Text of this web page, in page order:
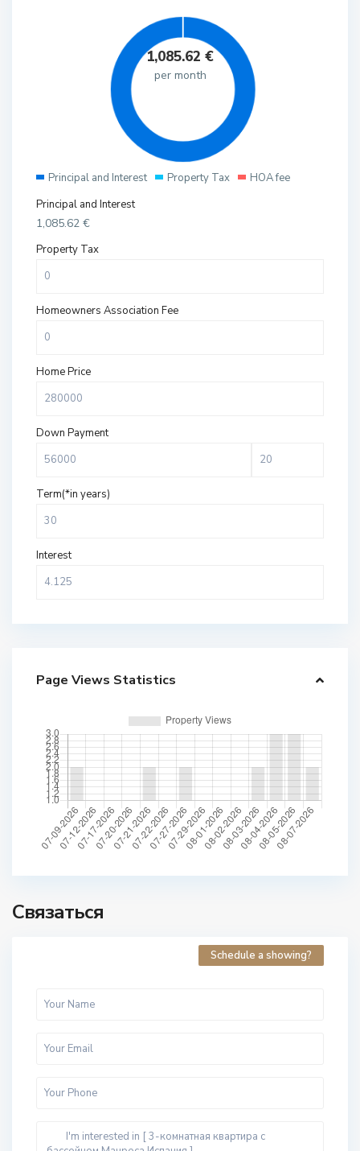
1,085.62 €
per month
Principal and Interest Property Tax
HOA fee
Principal and Interest
1,085.62 €
Property Tax
Homeowners Association Fee
Home Price
Down Payment
Term(*in years)
Interest
Page Views Statistics
Связаться
Schedule a showing?